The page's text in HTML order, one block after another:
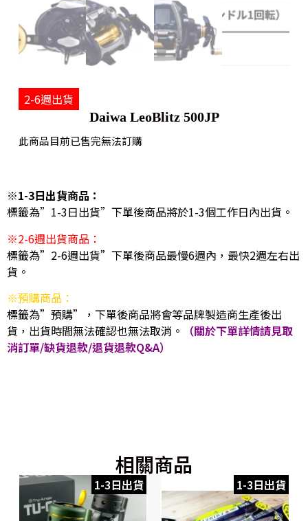
2-6週出貨
Daiwa LeoBlitz 500JP
此商品目前已售完無法訂購
※1-3日出貨商品：
標籤為”1-3日出貨”下單後商品將於1-3個工作日內出貨。
※2-6週出貨商品：
標籤為”2-6週出貨”下單後商品最慢6週內，最快2週左右出
貨。
※預購商品：
標籤為”預購”，下單後商品將會等品牌製造商生產後出
貨，出貨時間無法確認也無法取消。
（關於下單詳情請見取
消訂單/缺貨退款/退貨退款Q&A）
相關商品
1-3日出貨 1-3日出貨